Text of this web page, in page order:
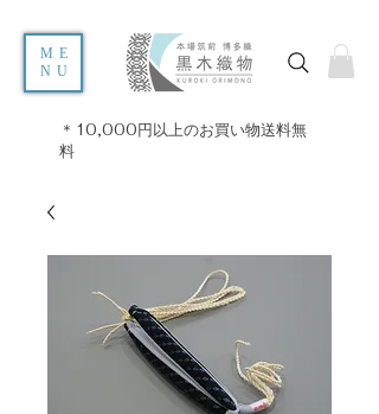
ME
NU
＊10,000円以上のお買い物送料無
料